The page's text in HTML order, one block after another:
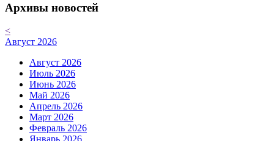
Архивы новостей
<
Август 2026
Август 2026
Июль 2026
Июнь 2026
Май 2026
Апрель 2026
Март 2026
Февраль 2026